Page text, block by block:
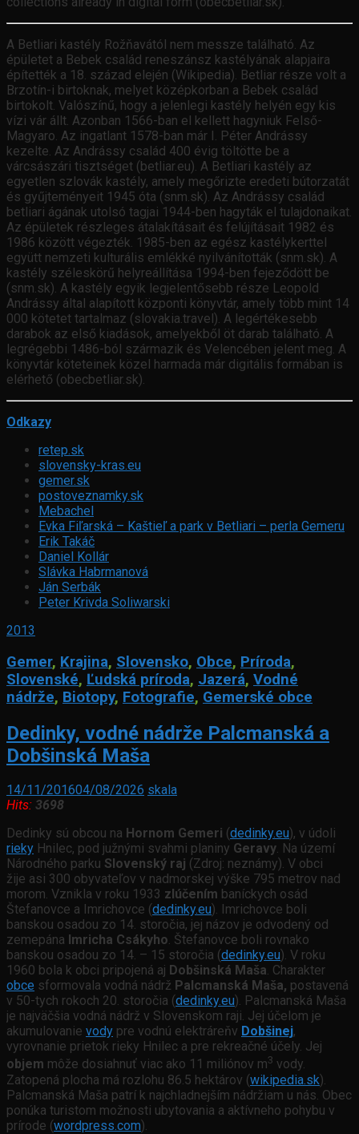
A Betliari kastély Rožňavától nem messze található. Az
épületet a Bebek család reneszánsz kastélyának alapjaira
építették a 18. század elején (Wikipedia). Betliar része volt a
Brzotín-i birtoknak, melyet középkorban a Bebek család
birtokolt. Valószínű, hogy a jelenlegi kastély helyén egy kis
vízi vár állt. Azonban 1566-ban el kellett hagyniuk Felső-
Magyaro. Az ingatlant 1578-ban már I. Péter Andrássy
kezelte. Az Andrássy család 400 évig töltötte be a
várcsászári tisztséget (betliar.eu). A Betliari kastély az
egyetlen szlovák kastély, amely megőrizte eredeti bútorzatát
és gyűjteményeit 1945 óta (snm.sk). Az Andrássy család
betliari ágának utolsó tagjai 1944-ben hagyták el tulajdonaikat.
Az épületek részleges átalakításait és felújításait 1982 és
1986 között végezték. 1985-ben az egész kastélykerttel
együtt nemzeti kulturális emlékké nyilvánították (snm.sk). A
kastély széleskörű helyreállítása 1994-ben fejeződött be
(snm.sk). A kastély egyik legjelentősebb része Leopold
Andrássy által alapított központi könyvtár, amely több mint 14
000 kötetet tartalmaz (slovakia.travel). A legértékesebb
darabok az első kiadások, amelyekből öt darab található. A
legrégebbi 1486-ból származik és Velencében jelent meg. A
könyvtár köteteinek közel harmada már digitális formában is
elérhető (obecbetliar.sk).
Odkazy
retep.sk
slovensky-kras.eu
gemer.sk
postoveznamky.sk
Mebachel
Evka Fiľarská – Kaštieľ a park v Betliari – perla Gemeru
Erik Takáč
Daniel Kollár
Slávka Habrmanová
Ján Serbák
Peter Krivda Soliwarski
2013
Gemer, Krajina, Slovensko, Obce, Príroda,
Slovenské, Ľudská príroda, Jazerá, Vodné
nádrže, Biotopy, Fotografie, Gemerské obce
Dedinky, vodné nádrže Palcmanská a
Dobšinská Maša
14/11/201604/08/2026 skala
Hits: 3698
Dedinky sú obcou na Hornom Gemeri (dedinky.eu), v údoli
rieky Hnilec, pod južnými svahmi planiny Geravy. Na území
Národného parku Slovenský raj (Zdroj: neznámy). V obci
žije asi 300 obyvateľov v nadmorskej výške 795 metrov nad
morom. Vznikla v roku 1933 zlúčením baníckych osád
Štefanovce a Imrichovce (dedinky.eu). Imrichovce boli
banskou osadou zo 14. storočia, jej názov je odvodený od
zemepána Imricha Csákyho. Štefanovce boli rovnako
banskou osadou zo 14. – 15 storočia (dedinky.eu). V roku
1960 bola k obci pripojená aj Dobšinská Maša. Charakter
obce sformovala vodná nádrž Palcmanská Maša, postavená
v 50-tych rokoch 20. storočia (dedinky.eu). Palcmanská Maša
je najväčšia vodná nádrž v Slovenskom raji. Jej účelom je
akumulovanie vody pre vodnú elektráreňv Dobšinej,
vyrovnanie prietok rieky Hnilec a pre rekreačné účely. Jej
objem môže dosiahnuť viac ako 11 miliónov m3 vody.
Zatopená plocha má rozlohu 86.5 hektárov (wikipedia.sk).
Palcmanská Maša patrí k najchladnejším nádržiam u nás. Obec
ponúka turistom možnosti ubytovania a aktívneho pohybu v
prírode (wordpress.com).